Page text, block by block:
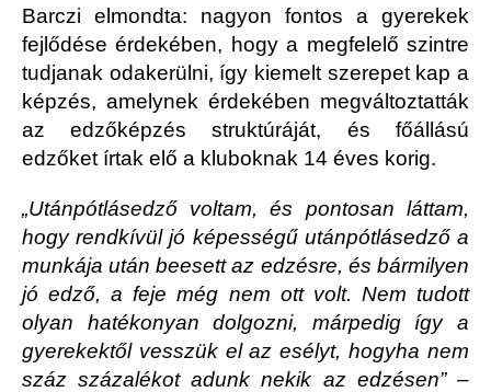
Barczi elmondta: nagyon fontos a gyerekek
fejlődése érdekében, hogy a megfelelő szintre
tudjanak odakerülni, így kiemelt szerepet kap a
képzés, amelynek érdekében megváltoztatták
az edzőképzés struktúráját, és főállású
edzőket írtak elő a kluboknak 14 éves korig.
„Utánpótlásedző voltam, és pontosan láttam,
hogy rendkívül jó képességű utánpótlásedző a
munkája után beesett az edzésre, és bármilyen
jó edző, a feje még nem ott volt. Nem tudott
olyan hatékonyan dolgozni, márpedig így a
gyerekektől vesszük el az esélyt, hogyha nem
száz százalékot adunk nekik az edzésen” –